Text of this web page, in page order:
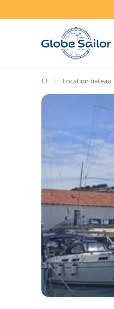
GlobeSailor
Location bateau